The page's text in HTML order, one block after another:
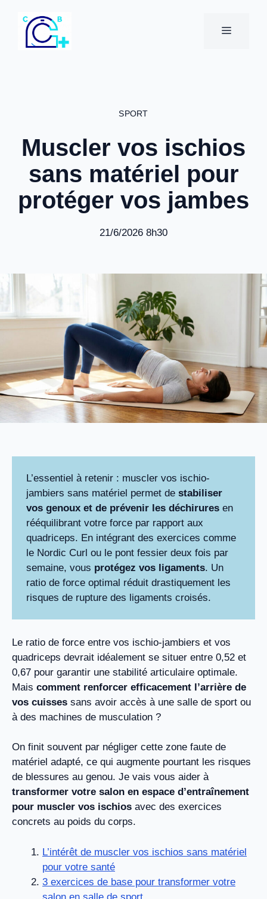
contenu
MENU
SPORT
Muscler vos ischios
sans matériel pour
protéger vos jambes
21/6/2026 8h30
L’essentiel à retenir : muscler vos ischio-
jambiers sans matériel permet de stabiliser
vos genoux et de prévenir les déchirures en
rééquilibrant votre force par rapport aux
quadriceps. En intégrant des exercices comme
le Nordic Curl ou le pont fessier deux fois par
semaine, vous protégez vos ligaments. Un
ratio de force optimal réduit drastiquement les
risques de rupture des ligaments croisés.
Le ratio de force entre vos ischio-jambiers et vos
quadriceps devrait idéalement se situer entre 0,52 et
0,67 pour garantir une stabilité articulaire optimale.
Mais comment renforcer efficacement l’arrière de
vos cuisses sans avoir accès à une salle de sport ou
à des machines de musculation ?
On finit souvent par négliger cette zone faute de
matériel adapté, ce qui augmente pourtant les risques
de blessures au genou. Je vais vous aider à
transformer votre salon en espace d’entraînement
pour muscler vos ischios avec des exercices
concrets au poids du corps.
L’intérêt de muscler vos ischios sans matériel
pour votre santé
3 exercices de base pour transformer votre